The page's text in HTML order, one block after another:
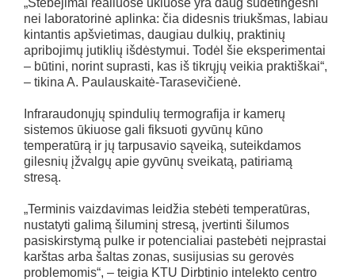
nei laboratorinė aplinka: čia didesnis triukšmas, labiau
kintantis apšvietimas, daugiau dulkių, praktinių
apribojimų jutiklių išdėstymui. Todėl šie eksperimentai
– būtini, norint suprasti, kas iš tikrųjų veikia praktiškai“,
– tikina A. Paulauskaitė-Tarasevičienė.
Infraraudonųjų spindulių termografija ir kamerų
sistemos ūkiuose gali fiksuoti gyvūnų kūno
temperatūrą ir jų tarpusavio sąveiką, suteikdamos
gilesnių įžvalgų apie gyvūnų sveikatą, patiriamą
stresą.
„Terminis vaizdavimas leidžia stebėti temperatūras,
nustatyti galimą šiluminį stresą, įvertinti šilumos
pasiskirstymą pulke ir potencialiai pastebėti neįprastai
karštas arba šaltas zonas, susijusias su gerovės
problemomis“, – teigia KTU Dirbtinio intelekto centro